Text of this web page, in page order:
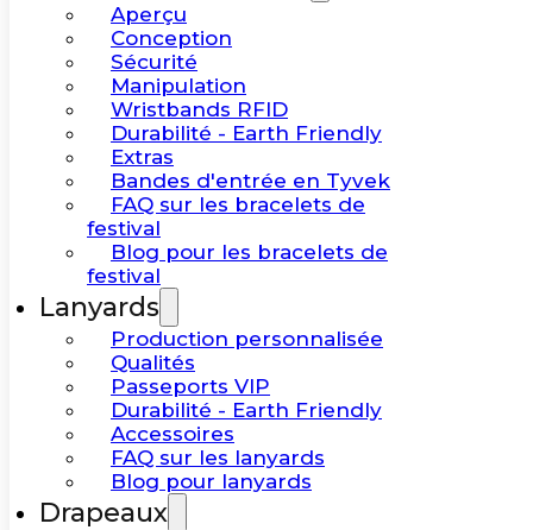
Aperçu
Conception
Sécurité
Manipulation
Wristbands RFID
Durabilité - Earth Friendly
Extras
Bandes d'entrée en Tyvek
FAQ sur les bracelets de
festival
Blog pour les bracelets de
festival
Lanyards
Production personnalisée
Qualités
Passeports VIP
Durabilité - Earth Friendly
Accessoires
FAQ sur les lanyards
Blog pour lanyards
Drapeaux